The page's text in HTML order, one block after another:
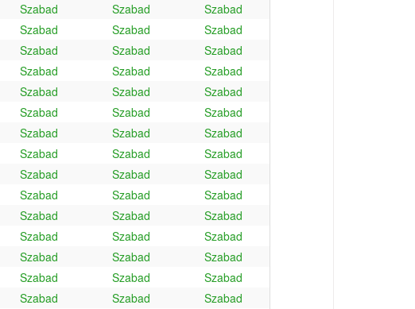
Szabad Szabad
Szabad
Szabad Szabad
Szabad
Szabad Szabad
Szabad
Szabad Szabad
Szabad
Szabad Szabad
Szabad
Szabad Szabad
Szabad
Szabad Szabad
Szabad
Szabad Szabad
Szabad
Szabad Szabad
Szabad
Szabad Szabad
Szabad
Szabad Szabad
Szabad
Szabad Szabad
Szabad
Szabad Szabad
Szabad
Szabad Szabad
Szabad
Szabad Szabad
Szabad